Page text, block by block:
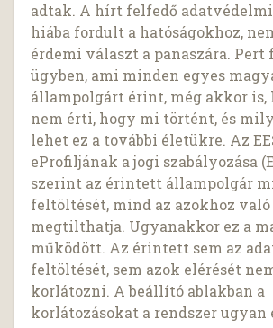
adtak. A hírt felfedő
hiába fordult a hatóságokhoz,
érdemi választ a panaszára. Pert
ügyben, ami minden egyes
állampolgárt érint, még akkor is,
nem érti, hogy mi történt, és
lehet ez a további életükre. Az
eProfiljának a jogi szabályozása
szerint az érintett állampolgár
feltöltését, mind az azokhoz
megtilthatja. Ugyanakkor ez a
működött. Az érintett sem az
feltöltését, sem azok elérését
korlátozni. A beállító ablakban a
korlátozásokat a rendszer ugyan